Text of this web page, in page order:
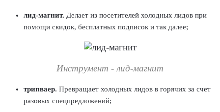
лид-магнит. Делает из посетителей холодных лидов при
помощи скидок, бесплатных подписок и так далее;
Инструмент - лид-магнит
трипваер. Превращает холодных лидов в горячих за счет
разовых спецпредложений;